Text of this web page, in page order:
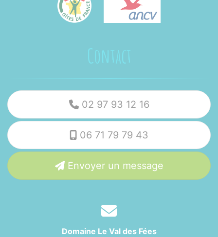
Contact
02 97 93 12 16
06 71 79 79 43
Envoyer un message
Domaine Le Val des Fées